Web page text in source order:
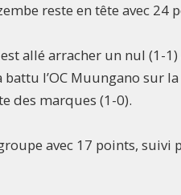
reste en tête avec 24
allé arracher un nul (1-
l’OC Muungano sur
des marques (1-0).
avec 17 points, suivi